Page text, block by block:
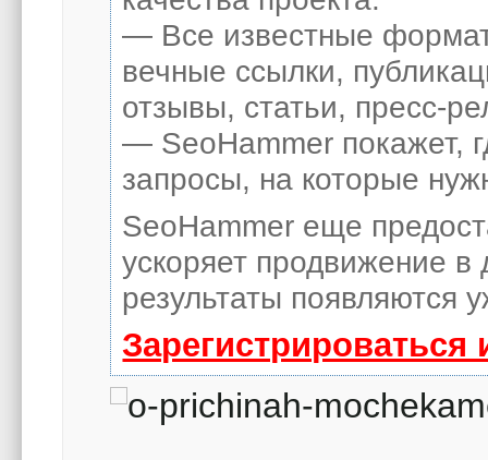
— Все известные
вечные ссылки,
отзывы, статьи, пресс-
— SeoHammer покажет,
запросы, на которые
SeoHammer еще
ускоряет продвижение в
результаты появляются